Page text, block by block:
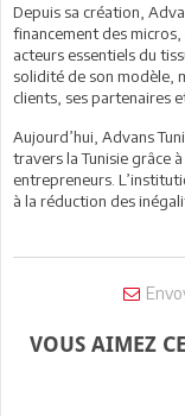
Depuis sa création,
financement des
acteurs essentiels du
solidité de son modèle,
clients, ses partenaires
Aujourd’hui, Advans
travers la Tunisie grâce
entrepreneurs.
à la réduction des
VOUS AIMEZ